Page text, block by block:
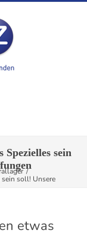
sein
/
soll! Unsere
etwas